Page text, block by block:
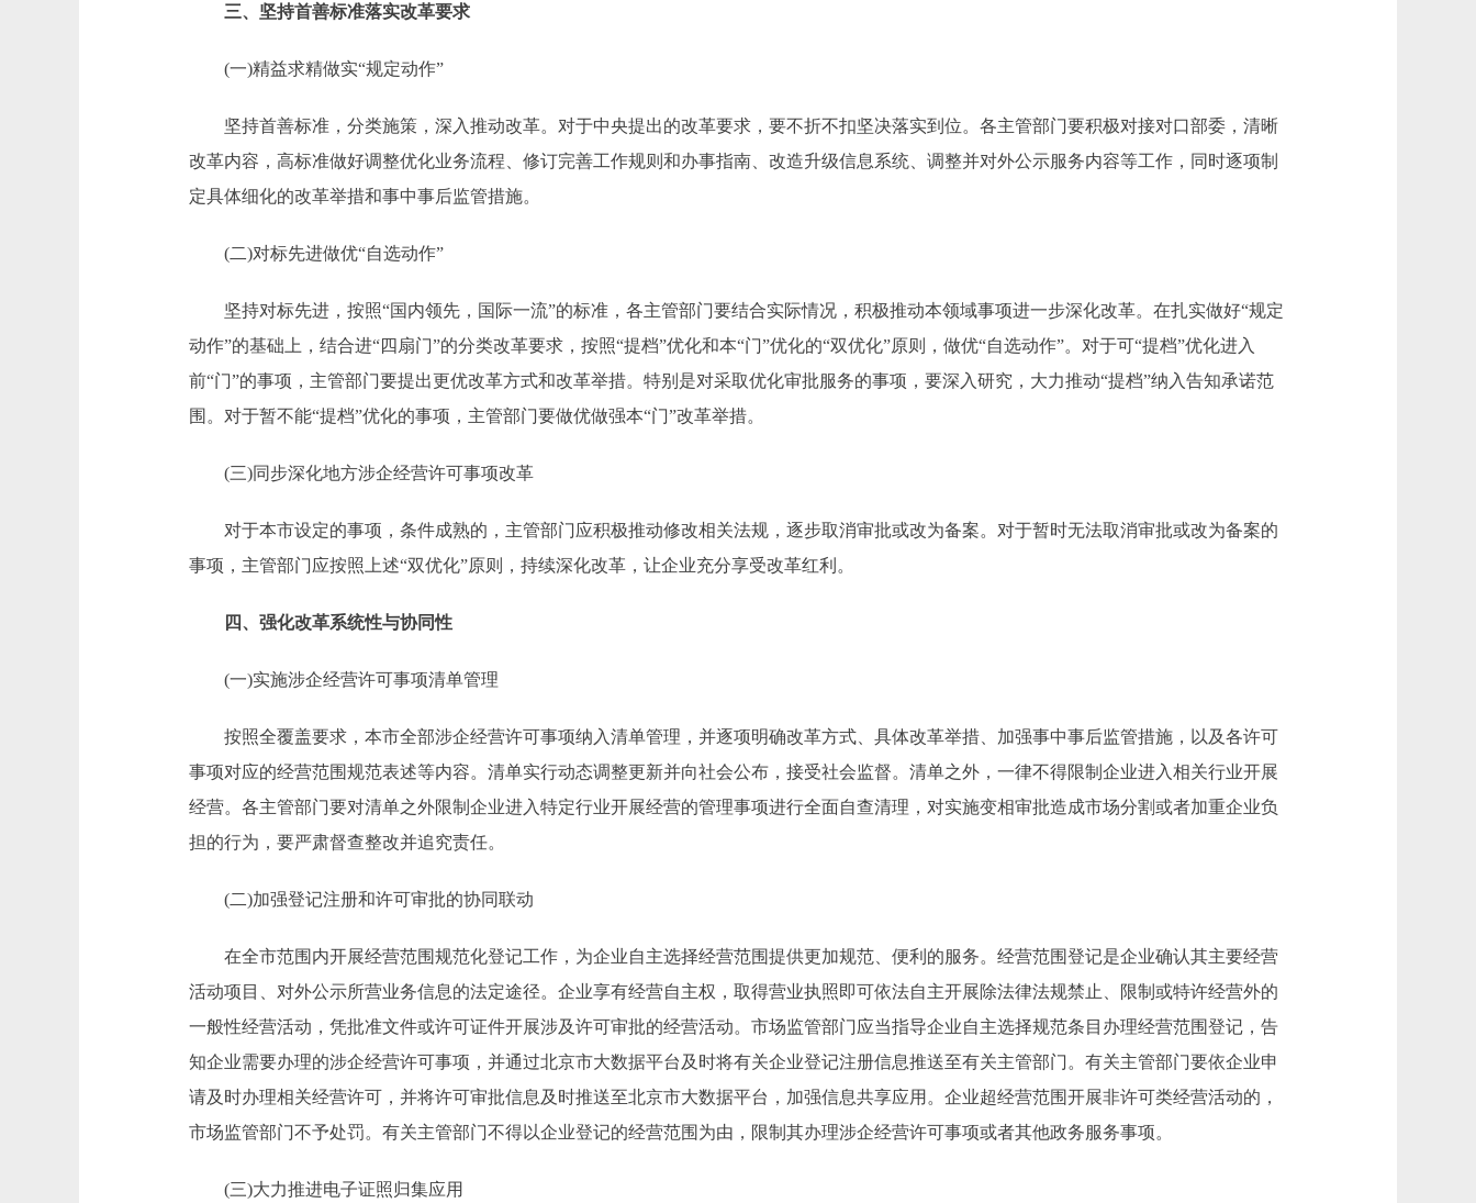
三、坚持首善标准落实改革要求
(一)精益求精做实“规定动作”
坚持首善标准，分类施策，深入推动改革。对于中央提出的改革要求，要不折不扣坚决落实到位。各主管部门要积极对接对口部委，清晰
改革内容，高标准做好调整优化业务流程、修订完善工作规则和办事指南、改造升级信息系统、调整并对外公示服务内容等工作，同时逐项制
定具体细化的改革举措和事中事后监管措施。
(二)对标先进做优“自选动作”
坚持对标先进，按照“国内领先，国际一流”的标准，各主管部门要结合实际情况，积极推动本领域事项进一步深化改革。在扎实做好“规定
动作”的基础上，结合进“四扇门”的分类改革要求，按照“提档”优化和本“门”优化的“双优化”原则，做优“自选动作”。对于可“提档”优化进入
前“门”的事项，主管部门要提出更优改革方式和改革举措。特别是对采取优化审批服务的事项，要深入研究，大力推动“提档”纳入告知承诺范
围。对于暂不能“提档”优化的事项，主管部门要做优做强本“门”改革举措。
(三)同步深化地方涉企经营许可事项改革
对于本市设定的事项，条件成熟的，主管部门应积极推动修改相关法规，逐步取消审批或改为备案。对于暂时无法取消审批或改为备案的
事项，主管部门应按照上述“双优化”原则，持续深化改革，让企业充分享受改革红利。
四、强化改革系统性与协同性
(一)实施涉企经营许可事项清单管理
按照全覆盖要求，本市全部涉企经营许可事项纳入清单管理，并逐项明确改革方式、具体改革举措、加强事中事后监管措施，以及各许可
事项对应的经营范围规范表述等内容。清单实行动态调整更新并向社会公布，接受社会监督。清单之外，一律不得限制企业进入相关行业开展
经营。各主管部门要对清单之外限制企业进入特定行业开展经营的管理事项进行全面自查清理，对实施变相审批造成市场分割或者加重企业负
担的行为，要严肃督查整改并追究责任。
(二)加强登记注册和许可审批的协同联动
在全市范围内开展经营范围规范化登记工作，为企业自主选择经营范围提供更加规范、便利的服务。经营范围登记是企业确认其主要经营
活动项目、对外公示所营业务信息的法定途径。企业享有经营自主权，取得营业执照即可依法自主开展除法律法规禁止、限制或特许经营外的
一般性经营活动，凭批准文件或许可证件开展涉及许可审批的经营活动。市场监管部门应当指导企业自主选择规范条目办理经营范围登记，告
知企业需要办理的涉企经营许可事项，并通过北京市大数据平台及时将有关企业登记注册信息推送至有关主管部门。有关主管部门要依企业申
请及时办理相关经营许可，并将许可审批信息及时推送至北京市大数据平台，加强信息共享应用。企业超经营范围开展非许可类经营活动的，
市场监管部门不予处罚。有关主管部门不得以企业登记的经营范围为由，限制其办理涉企经营许可事项或者其他政务服务事项。
(三)大力推进电子证照归集应用